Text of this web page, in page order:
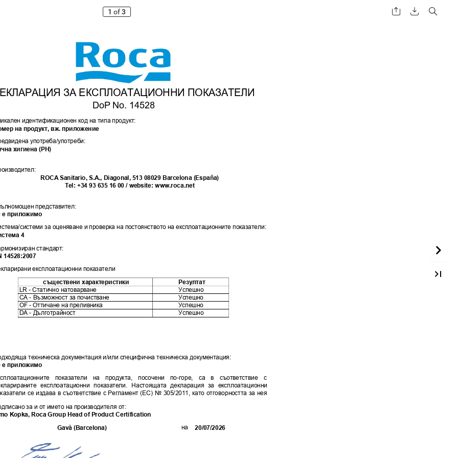
1 of3
ЗА ЕКСПЛОАТАЦИОННИ ПОКАЗАТЕЛИ
DoP No. 14528
на продукт, вж. приложение
хигиена (PH)
ROCA Sanitario, S.A., Diagonal, 513 08029 Barcelona (España)
Tel: +34 93 635 16 00 / website: www.roca.net
е приложимо
ема 4
14528:2007
ани експлоатационни показатели
съществени характеристики Резултат
LR - Статично натоварване
Успешно
CA - Възможност за почистване
Успешно
OF - Оттичане на преливника
Успешно
DA - Дълготрайност Успешно
е приложимо
за и от името на производителя от:
Kopka, Roca Group Head of Product Certification
Gavà (Barcelona) на 20/07/2026
нните показатели на продукта, посочени по-горе, са в съответствие
с
ните експлоатационни показатели. Настоящата декларация за
експлоатационни
ли се издава в съответствие с Регламент (ЕС) № 305/2011, като отговорността за нея
техническа документация и/или специфична техническа документация:
употреба/употреби:
идентификационен код на типа продукт:
представител:
системи за оценяване и п роверка на постоянството на експлоатационните показатели:
низиран стандарт: